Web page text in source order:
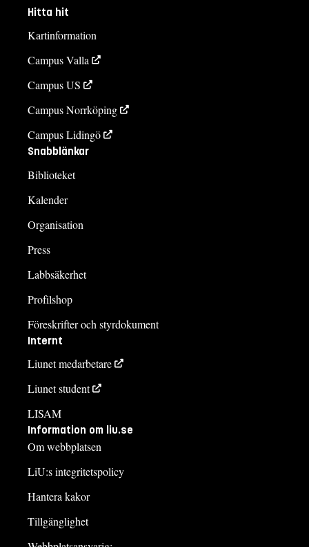
Hitta hit
Kartinformation
Campus Valla
Campus US
Campus Norrköping
Campus Lidingö
Snabblänkar
Biblioteket
Kalender
Organisation
Press
Labbsäkerhet
Profilshop
Föreskrifter och styrdokument
Internt
Liunet medarbetare
Liunet student
LISAM
Information om liu.se
Om webbplatsen
LiU:s integritetspolicy
Hantera kakor
Tillgänglighet